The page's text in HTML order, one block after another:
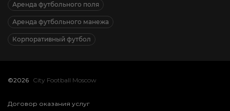
Аренда футбольного поля
Аренда футбольного манежа
Корпоративный футбол
©2026 City Football Moscow
Договор оказания услуг